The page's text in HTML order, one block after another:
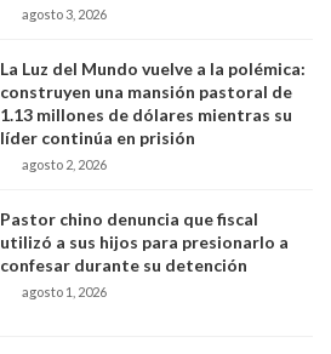
agosto 3, 2026
La Luz del Mundo vuelve a la polémica:
construyen una mansión pastoral de
1.13 millones de dólares mientras su
líder continúa en prisión
agosto 2, 2026
Pastor chino denuncia que fiscal
utilizó a sus hijos para presionarlo a
confesar durante su detención
agosto 1, 2026